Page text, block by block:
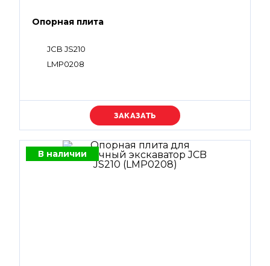
Опорная плита
JCB JS210
LMP0208
Уточняйте цену
В наличии